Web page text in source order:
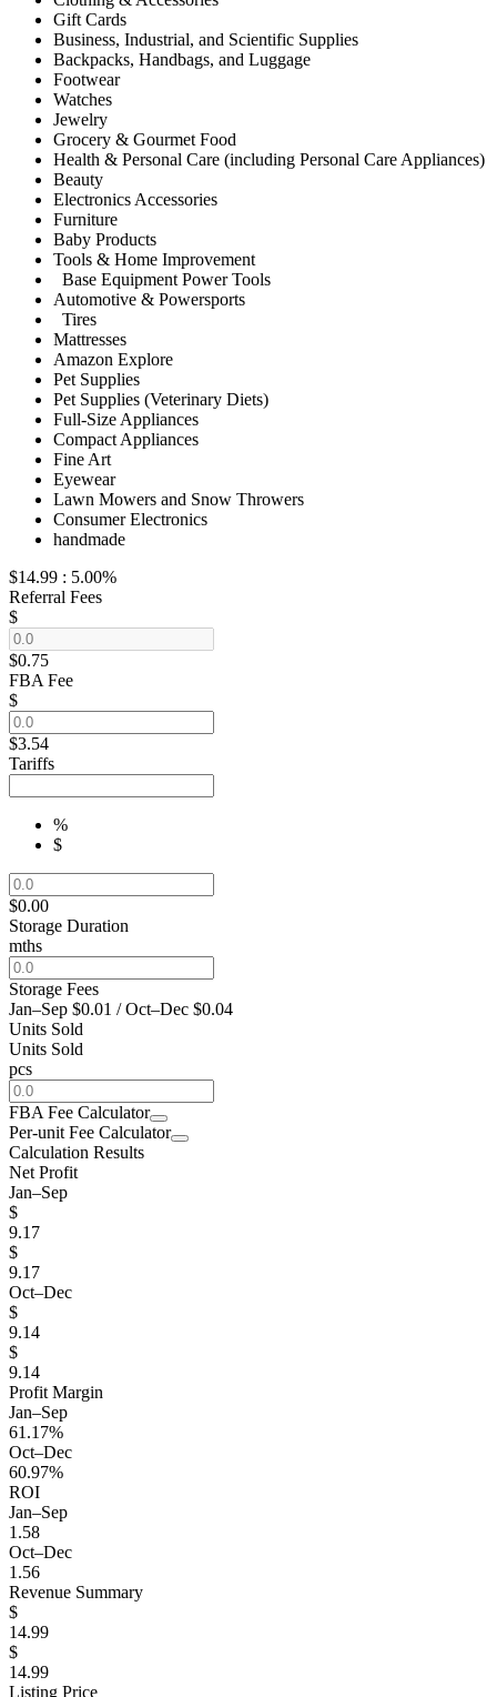
Gift Cards
Business, Industrial, and Scientific Supplies
Backpacks, Handbags, and Luggage
Footwear
Watches
Jewelry
Grocery & Gourmet Food
Health & Personal Care (including Personal Care Appliances)
Beauty
Electronics Accessories
Furniture
Baby Products
Tools & Home Improvement
Base Equipment Power Tools
Automotive & Powersports
Tires
Mattresses
Amazon Explore
Pet Supplies
Pet Supplies (Veterinary Diets)
Full-Size Appliances
Compact Appliances
Fine Art
Eyewear
Lawn Mowers and Snow Throwers
Consumer Electronics
handmade
$14.99 : 5.00%
Referral Fees
$
$0.75
FBA Fee
$
$3.54
Tariffs
%
$
$0.00
Storage Duration
mths
Storage Fees
Jan–Sep $0.01 /Oct–Dec $0.04
Units Sold
Units Sold
pcs
FBA Fee Calculator
Per-unit Fee Calculator
Calculation Results
Net Profit
Jan–Sep
$
9.17
$
9.17
Oct–Dec
$
9.14
$
9.14
Profit Margin
Jan–Sep
61.17%
Oct–Dec
60.97%
ROI
Jan–Sep
1.58
Oct–Dec
1.56
Revenue Summary
$
14.99
$
14.99
Listing Price